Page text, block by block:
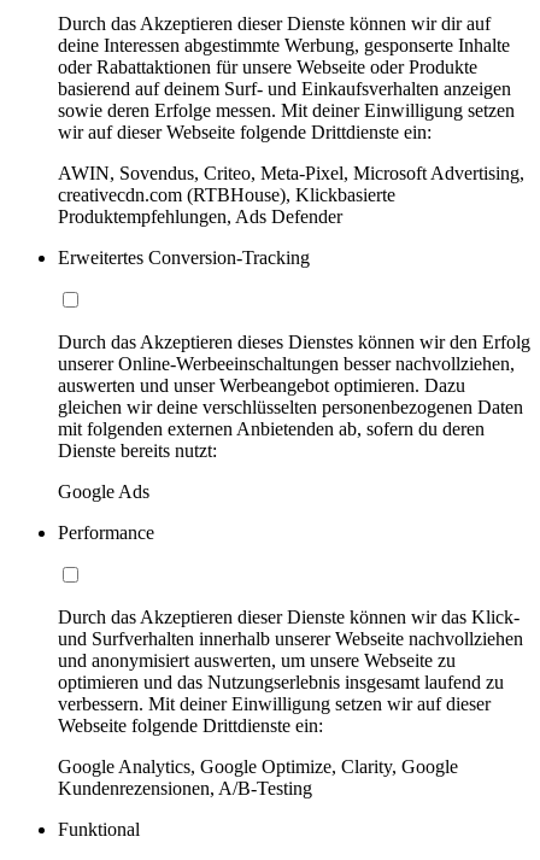
Durch das Akzeptieren dieser Dienste können wir dir auf
deine Interessen abgestimmte Werbung, gesponserte Inhalte
oder Rabattaktionen für unsere Webseite oder Produkte
basierend auf deinem Surf- und Einkaufsverhalten anzeigen
sowie deren Erfolge messen. Mit deiner Einwilligung setzen
wir auf dieser Webseite folgende Drittdienste ein:
AWIN, Sovendus, Criteo, Meta-Pixel, Microsoft Advertising,
creativecdn.com (RTBHouse), Klickbasierte
Produktempfehlungen, Ads Defender
Erweitertes Conversion-Tracking
Durch das Akzeptieren dieses Dienstes können wir den Erfolg
unserer Online-Werbeeinschaltungen besser nachvollziehen,
auswerten und unser Werbeangebot optimieren. Dazu
gleichen wir deine verschlüsselten personenbezogenen Daten
mit folgenden externen Anbietenden ab, sofern du deren
Dienste bereits nutzt:
Google Ads
Performance
Durch das Akzeptieren dieser Dienste können wir das Klick-
und Surfverhalten innerhalb unserer Webseite nachvollziehen
und anonymisiert auswerten, um unsere Webseite zu
optimieren und das Nutzungserlebnis insgesamt laufend zu
verbessern. Mit deiner Einwilligung setzen wir auf dieser
Webseite folgende Drittdienste ein:
Google Analytics, Google Optimize, Clarity, Google
Kundenrezensionen, A/B-Testing
Funktional